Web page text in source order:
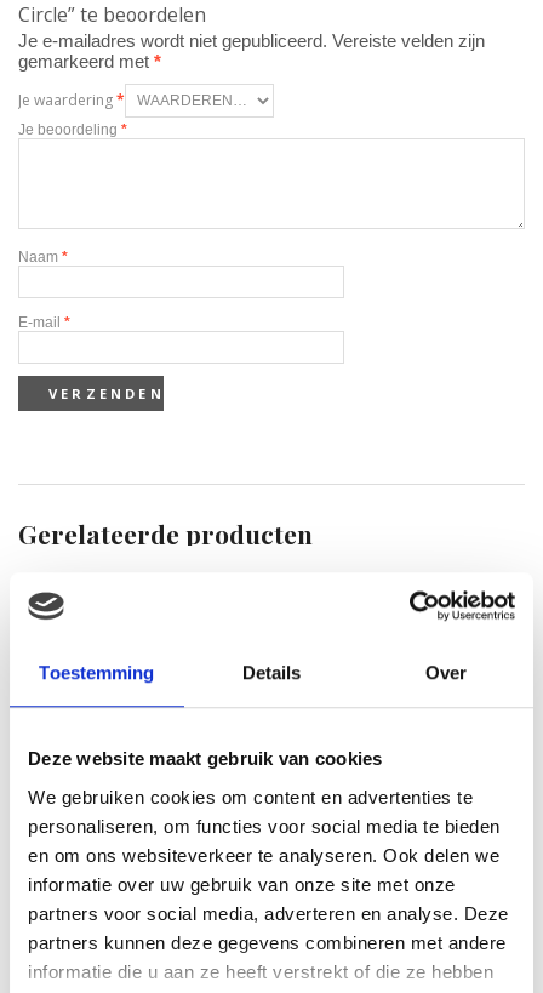
Toestemming Details Over
Deze website maakt gebruik van cookies
We gebruiken cookies om content en advertenties te
personaliseren, om functies voor social media te bieden
en om ons websiteverkeer te analyseren. Ook delen we
informatie over uw gebruik van onze site met onze
partners voor social media, adverteren en analyse. Deze
partners kunnen deze gegevens combineren met andere
informatie die u aan ze heeft verstrekt of die ze hebben
Circle” te beoordelen
Je e-mailadres wordt niet gepubliceerd. Vereiste velden zijn
gemarkeerd met *
Je waardering*
Je beoordeling *
Naam *
E-mail *
Gerelateerde producten
Disney Minnie mouse
ZEELEEUW MET BEANS
(27CM)
€8.99